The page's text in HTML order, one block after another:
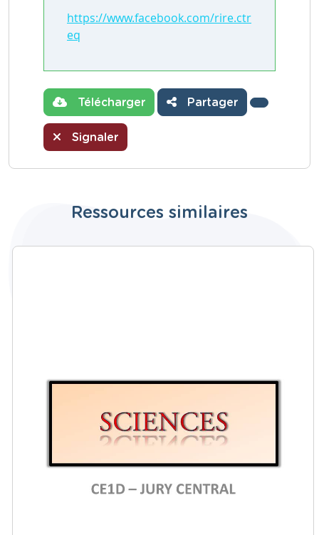
https://www.facebook.com/rire.ctr
eq
Télécharger Partager
Signaler
Ressources similaires